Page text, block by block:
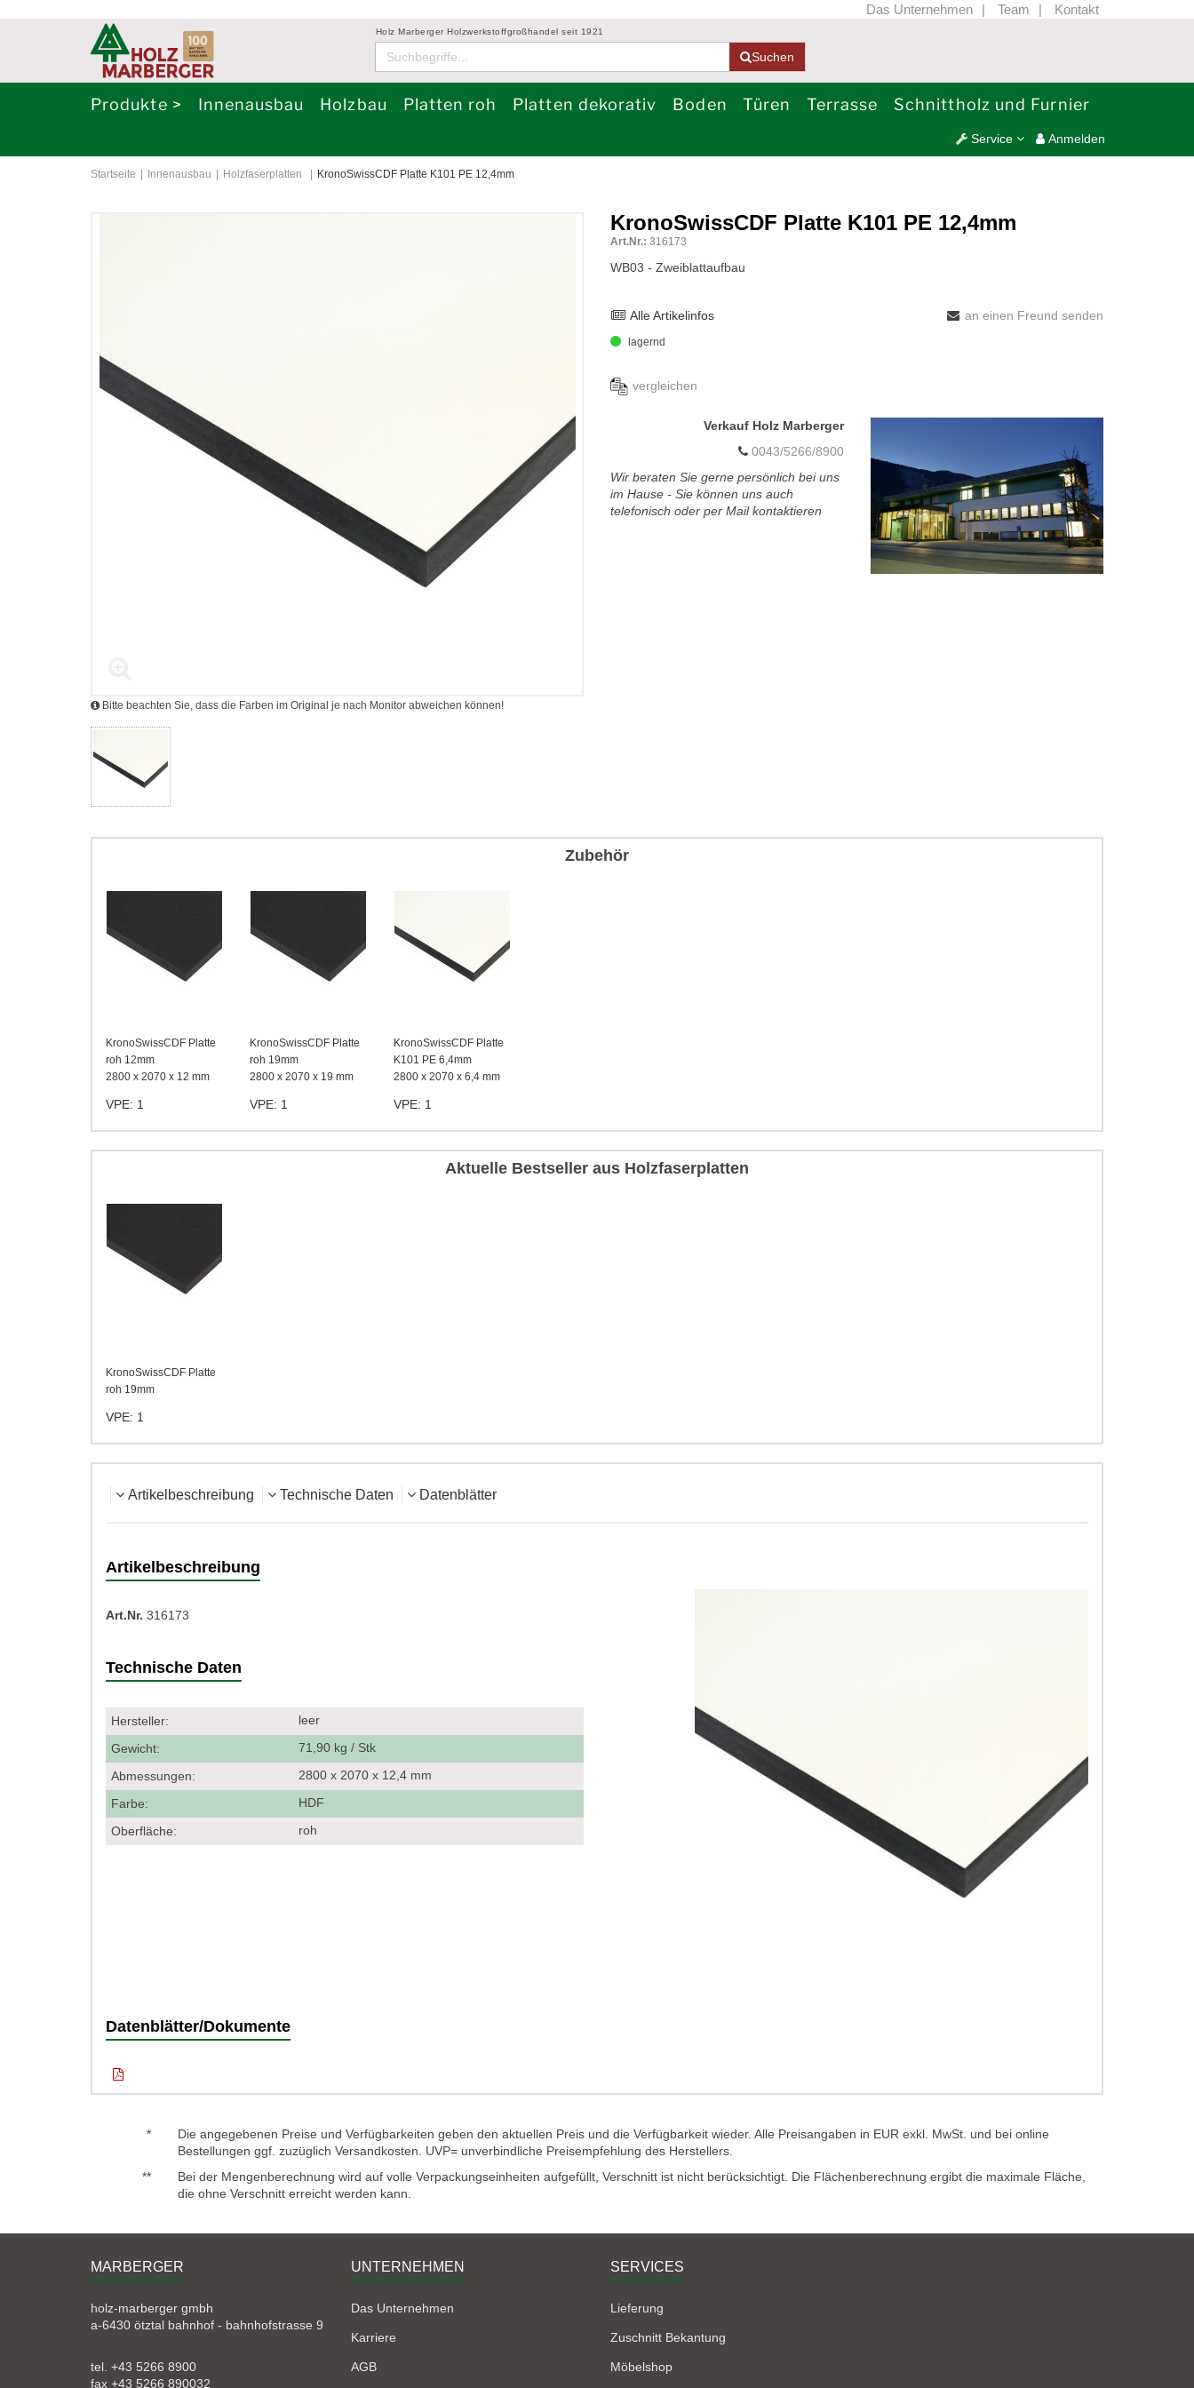
Das Unternehmen Team Kontakt
Holz Marberger Holzwerkstoffgroßhandel seit 1921
Suchen
Produkte > Innenausbau Holzbau Platten roh Platten dekorativ Boden Türen Terrasse Schnittholz und Furnier
Anmelden
Service
Startseite Innenausbau Holzfaserplatten KronoSwissCDF Platte K101 PE 12,4mm
Bitte beachten Sie, dass die Farben im Original je nach Monitor abweichen können!
KronoSwissCDF Platte K101 PE 12,4mm
Art.Nr.: 316173
WB03 - Zweiblattaufbau
Alle Artikelinfos an einen Freund senden
lagernd
vergleichen
Verkauf Holz Marberger
0043/5266/8900
Wir beraten Sie gerne persönlich bei uns
im Hause - Sie können uns auch
telefonisch oder per Mail kontaktieren
Zubehör
KronoSwissCDF Platte
roh 12mm
2800 x 2070 x 12 mm
VPE: 1
KronoSwissCDF Platte
roh 19mm
2800 x 2070 x 19 mm
VPE: 1
KronoSwissCDF Platte
K101 PE 6,4mm
2800 x 2070 x 6,4 mm
VPE: 1
Aktuelle Bestseller aus Holzfaserplatten
KronoSwissCDF Platte
roh 19mm
VPE: 1
Artikelbeschreibung Technische Daten Datenblätter
Artikelbeschreibung
Art.Nr. 316173
Technische Daten
Hersteller:
leer
Gewicht:
71,90 kg / Stk
Abmessungen:
2800 x 2070 x 12,4 mm
Farbe:
HDF
Oberfläche:
roh
Datenblätter/Dokumente
*
Die angegebenen Preise und Verfügbarkeiten geben den aktuellen Preis und die Verfügbarkeit wieder. Alle Preisangaben in EUR exkl. MwSt. und bei online
Bestellungen ggf. zuzüglich Versandkosten. UVP= unverbindliche Preisempfehlung des Herstellers.
**
Bei der Mengenberechnung wird auf volle Verpackungseinheiten aufgefüllt, Verschnitt ist nicht berücksichtigt. Die Flächenberechnung ergibt die maximale Fläche,
die ohne Verschnitt erreicht werden kann.
MARBERGER
holz-marberger gmbh
a-6430 ötztal bahnhof - bahnhofstrasse 9
tel. +43 5266 8900
fax +43 5266 890032
UNTERNEHMEN
Das Unternehmen
Karriere
AGB
SERVICES
Lieferung
Zuschnitt Bekantung
Möbelshop